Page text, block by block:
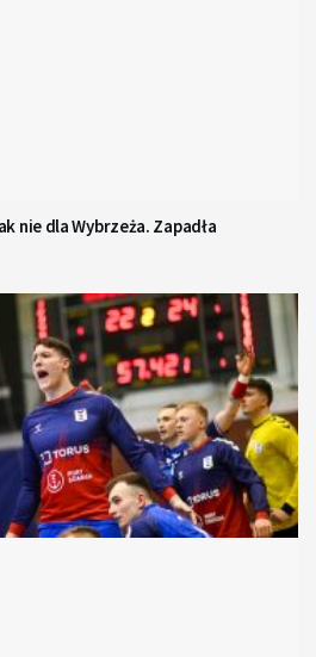
nie dla Wybrzeża. Zapadła